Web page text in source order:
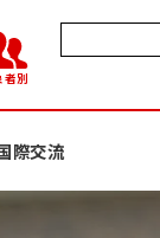
者別
際交流